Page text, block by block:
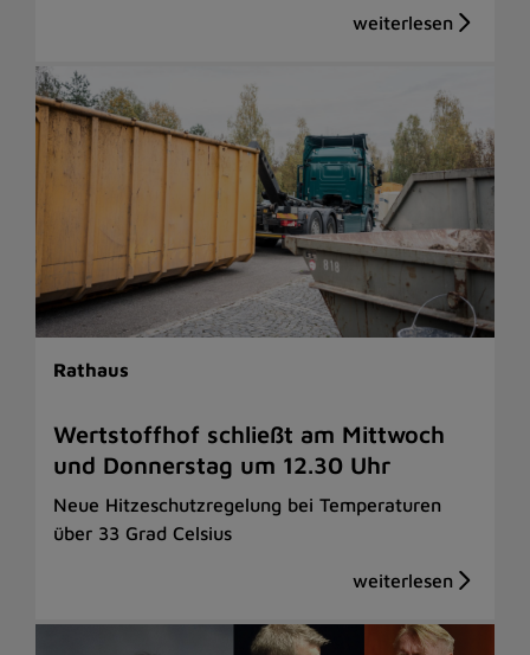
Rathaus
Wertstoffhof schließt am Mittwoch
und Donnerstag um 12.30 Uhr
Neue Hitzeschutzregelung bei Temperaturen
über 33 Grad Celsius